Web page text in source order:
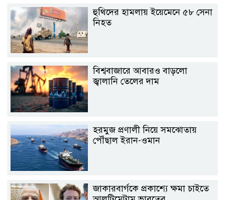
হুথিদের হামলায় ইয়েমেনে ৫৮ সেনা
নিহত
বিশ্ববাজারে আবারও বাড়লো
জ্বালানি তেলের দাম
হরমুজ প্রণালী নিয়ে সমঝোতায়
পৌঁছাল ইরান-ওমান
জাকারবার্গকে প্রকাশ্যে ক্ষমা চাইতে